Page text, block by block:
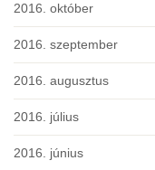
2016. október
2016. szeptember
2016. augusztus
2016. július
2016. június